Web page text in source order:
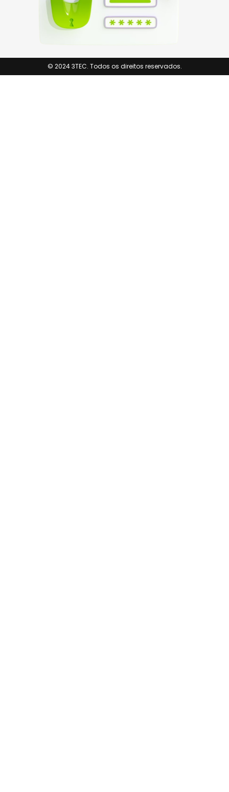
© 2024 3TEC. Todos os direitos reservados.